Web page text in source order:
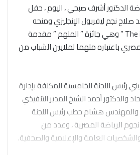
الدكتور أشرف صبحي ، اليوم ، حفل
صلاح نجم ليفربول الإنجليزي ومنحه
جائزة ” The inspirer Award ” وهي جائزة ” الملهم ” مقدمة
باعتباره ملهما لملايين الشباب من
رئيس اللجنة الخامسية المكلفة بإدارة
والدكتور أحمد الشيخ المدير التنفيذي
والمهندس هشام حطب رئيس اللجنة
الرياضة المصرية ، وعدد من
العامة والإعلامية والصحفية.